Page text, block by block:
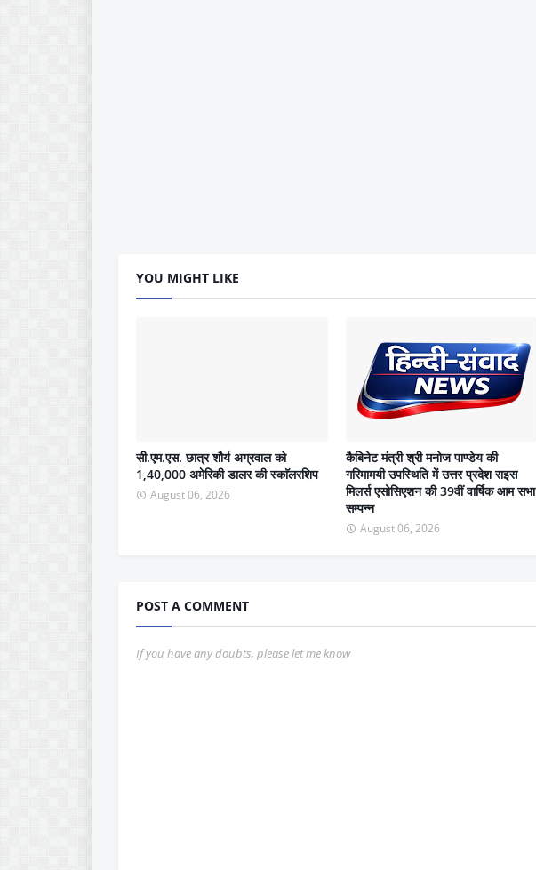
YOU MIGHT LIKE
सी.एम.एस. छात्र शौर्य अग्रवाल को
1,40,000 अमेरिकी डालर की स्काॅलरशिप
August 06, 2026
कैबिनेट मंत्री श्री मनोज पाण्डेय की
गरिमामयी उपस्थिति में उत्तर प्रदेश राइस
मिलर्स एसोसिएशन की 39वीं वार्षिक आम सभा
सम्पन्न
August 06, 2026
POST A COMMENT
If you have any doubts, please let me know